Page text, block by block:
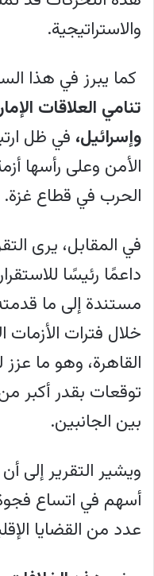
والاستراتيجية.
كما يبرز في هذا
تنامي العلاقات
وإسرائيل، في ظل
الأمن وعلى رأسها
الحرب في قطاع غزة.
في المقابل، يرى
داعمًا رئيسًا
مستندة إلى ما
خلال فترات الأزمات
القاهرة، وهو ما عزز
توقعات بقدر أكبر
بين الجانبين.
ويشير التقرير إلى
أسهم في اتساع
عدد من القضايا